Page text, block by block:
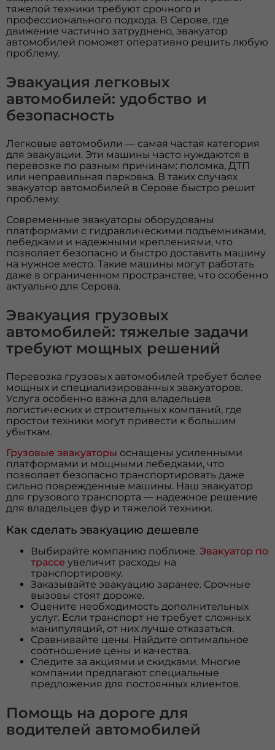
тяжелой техники требуют срочного и
профессионального подхода. В Серове, где
движение частично затруднено, эвакуатор
автомобилей поможет оперативно решить любую
проблему.
Эвакуация легковых
автомобилей: удобство и
безопасность
Легковые автомобили — самая частая категория
для эвакуации. Эти машины часто нуждаются в
перевозке по разным причинам: поломка, ДТП
или неправильная парковка. В таких случаях
эвакуатор автомобилей в Серове быстро решит
проблему.
Современные эвакуаторы оборудованы
платформами с гидравлическими подъемниками,
лебедками и надежными креплениями, что
позволяет безопасно и быстро доставить машину
на нужное место. Такие машины могут работать
даже в ограниченном пространстве, что особенно
актуально для Серова.
Эвакуация грузовых
автомобилей: тяжелые задачи
требуют мощных решений
Перевозка грузовых автомобилей требует более
мощных и специализированных эвакуаторов.
Услуга особенно важна для владельцев
логистических и строительных компаний, где
простои техники могут привести к большим
убыткам.
Грузовые эвакуаторы оснащены усиленными
платформами и мощными лебедками, что
позволяет безопасно транспортировать даже
сильно поврежденные машины. Наш эвакуатор
для грузового транспорта — надежное решение
для владельцев фур и тяжелой техники.
Как сделать эвакуацию дешевле
Выбирайте компанию поближе.Эвакуатор по
трассе увеличит расходы на
транспортировку.
Заказывайте эвакуацию заранее. Срочные
вызовы стоят дороже.
Оцените необходимость дополнительных
услуг. Если транспорт не требует сложных
манипуляций, от них лучше отказаться.
Сравнивайте цены. Найдите оптимальное
соотношение цены и качества.
Следите за акциями и скидками. Многие
компании предлагают специальные
предложения для постоянных клиентов.
Помощь на дороге для
водителей автомобилей